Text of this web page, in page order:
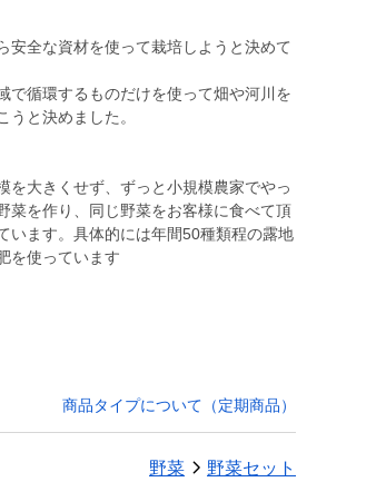
安全な資材を使って栽培しようと決めて
で循環するものだけを使って畑や河川を
と決めました。
を大きくせず、ずっと小規模農家でやっ
菜を作り、同じ野菜をお客様に食べて頂
います。具体的には年間50種類程の露地
商品タイプについて（定期商品）
野菜 野菜セット